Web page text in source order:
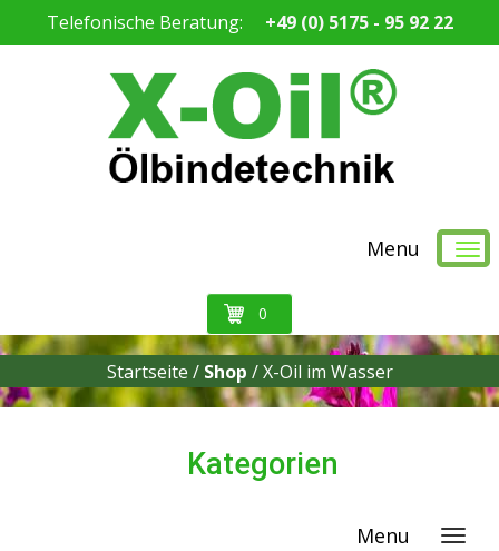
Telefonische Beratung: +49 (0) 5175 - 95 92 22
Menu
0
Startseite / Shop / X-Oil im Wasser
Kategorien
Menu